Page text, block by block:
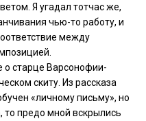
Я угадал тотчас же,
чью-то работу, и
между
старце Варсонофии-
скиту. Из рассказа
«личному письму», но
то предо мной вскрылись